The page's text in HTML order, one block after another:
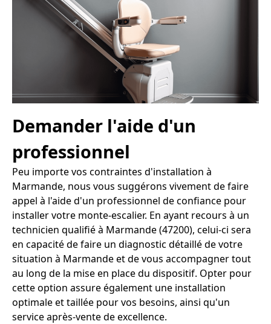
Demander l'aide d'un
professionnel
Peu importe vos contraintes d'installation à
Marmande, nous vous suggérons vivement de faire
appel à l'aide d'un professionnel de confiance pour
installer votre monte-escalier. En ayant recours à un
technicien qualifié à Marmande (47200), celui-ci sera
en capacité de faire un diagnostic détaillé de votre
situation à Marmande et de vous accompagner tout
au long de la mise en place du dispositif. Opter pour
cette option assure également une installation
optimale et taillée pour vos besoins, ainsi qu'un
service après-vente de excellence.